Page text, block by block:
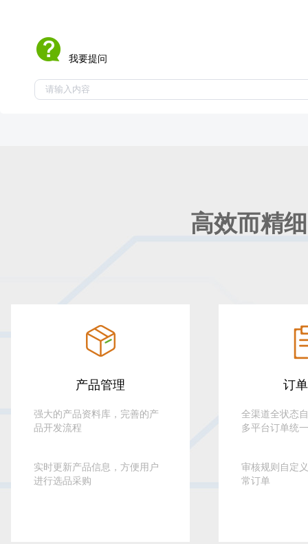
亚马逊欧盟国家新增值税法要求
我要提问
高效而精
产品管理
强大的产品资料库，完善的产
品开发流程
实时更新产品信息，方便用户
进行选品采购
订
全渠道全状态
多平台订单统
审核规则自定
常订单